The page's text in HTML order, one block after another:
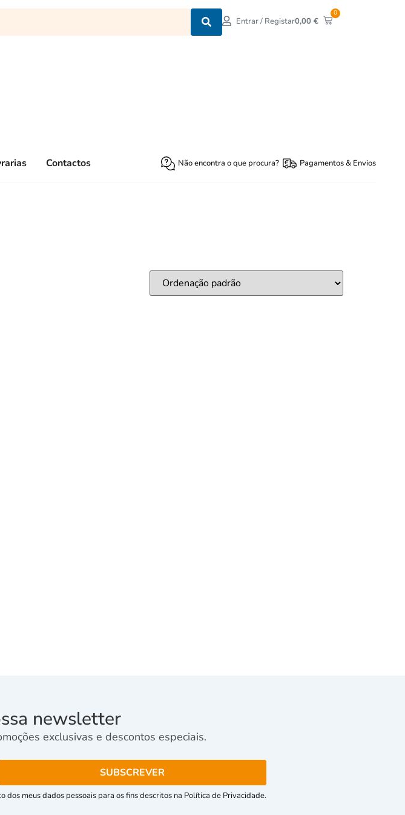
Entrar / Registar0,00€
0
Contactos Não encontra o que procura? Pagamentos & Envios
newsletter
exclusivas e descontos especiais.
meus dados pessoais para os fins descritos na Política de Privacidade.